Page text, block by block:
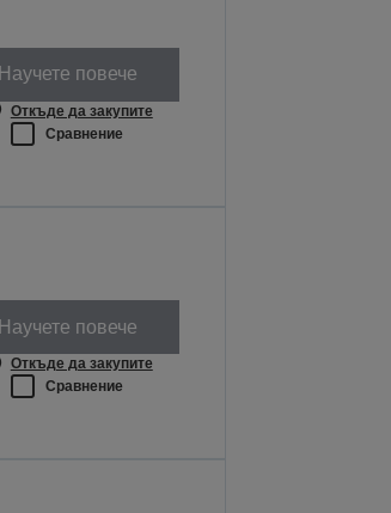
Научете повече
Откъде да закупите
Сравнение
Научете повече
Откъде да закупите
Сравнение